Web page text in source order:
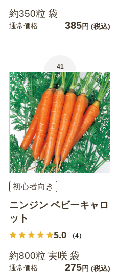
約350粒 袋
通常価格 385円 (税込)
41
初心者向き
ニンジン ベビーキャロ
ット
5.0 （4）
約800粒 実咲 袋
通常価格 275円 (税込)